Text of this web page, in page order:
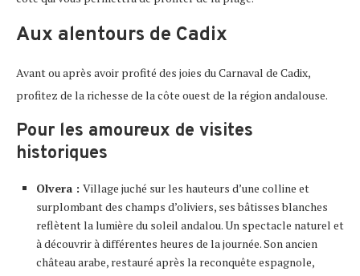
Aux alentours de Cadix
Avant ou après avoir profité des joies du Carnaval de Cadix,
profitez de la richesse de la côte ouest de la région andalouse.
Pour les amoureux de visites
historiques
Olvera : Village juché sur les hauteurs d’une colline et
surplombant des champs d’oliviers, ses bâtisses blanches
reflètent la lumière du soleil andalou. Un spectacle naturel et
à découvrir à différentes heures de la journée. Son ancien
château arabe, restauré après la reconquête espagnole,